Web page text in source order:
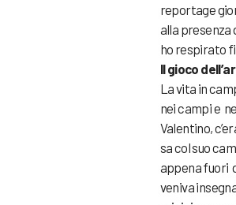
reportage
alla presenza
ho respirato
Il gioco
La vita in
nei campi e
Valentino,
sa col suo
appena fuori
veniva